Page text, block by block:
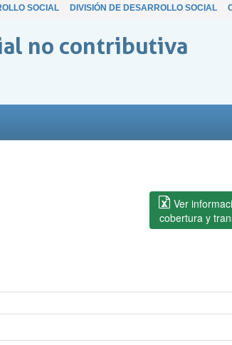
SOCIAL DIVISIÓN DE DESARROLLO SOCIAL
no contributiva
Ver
cobertura y